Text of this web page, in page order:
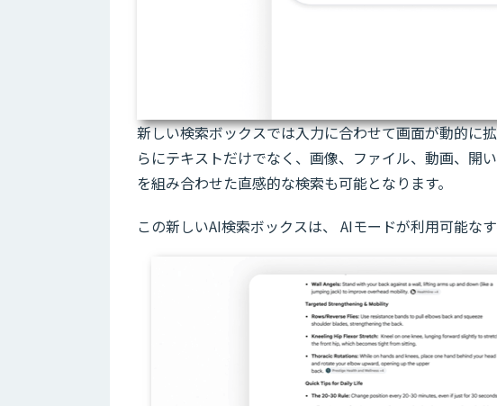
新しい検索ボックスでは入力に合わせて画面が動的に
らにテキストだけでなく、画像、ファイル、動画、開
を組み合わせた直感的な検索も可能となります。
この新しいAI検索ボックスは、 AIモードが利用可能な